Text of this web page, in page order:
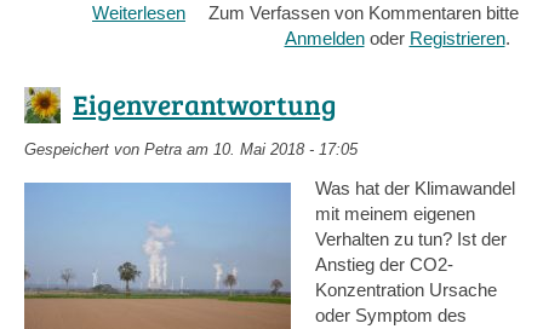
Weiterlesen überZum Verfassen von Kommentaren bitte
Anmeldenoder Registrieren.
Eigenverantwortung
Gespeichert von Petra am 10. Mai 2018 - 17:05
Was hat der Klimawandel
mit meinem eigenen
Verhalten zu tun? Ist der
Anstieg der CO2-
Konzentration Ursache
oder Symptom des